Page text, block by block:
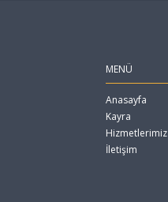
MENÜ
Anasayfa
Kayra
Hizmetlerimiz
İletişim